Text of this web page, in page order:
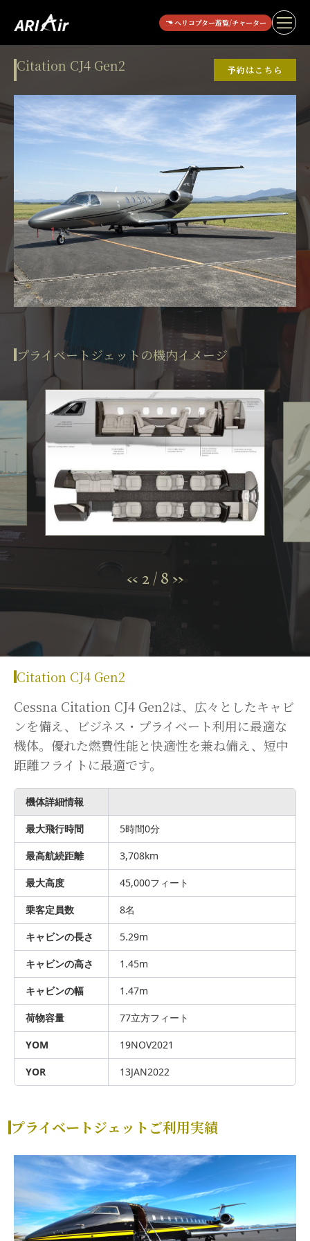
ヘリコプター遊覧/チャーター
Citation CJ4 Gen2 予約はこちら
プライベートジェットの機内イメージ
2/8
Citation CJ4 Gen2
Cessna Citation CJ4 Gen2は、広々としたキャビ
ンを備え、ビジネス・プライベート利用に最適な
機体。優れた燃費性能と快適性を兼ね備え、短中
距離フライトに最適です。
機体詳細情報
最大飛行時間 5時間0分
最高航続距離 3,708km
最大高度 45,000フィート
乗客定員数 8名
キャビンの長さ 5.29m
キャビンの高さ 1.45m
キャビンの幅 1.47m
荷物容量 77立方フィート
YOM 19NOV2021
YOR 13JAN2022
プライベートジェットご利用実績